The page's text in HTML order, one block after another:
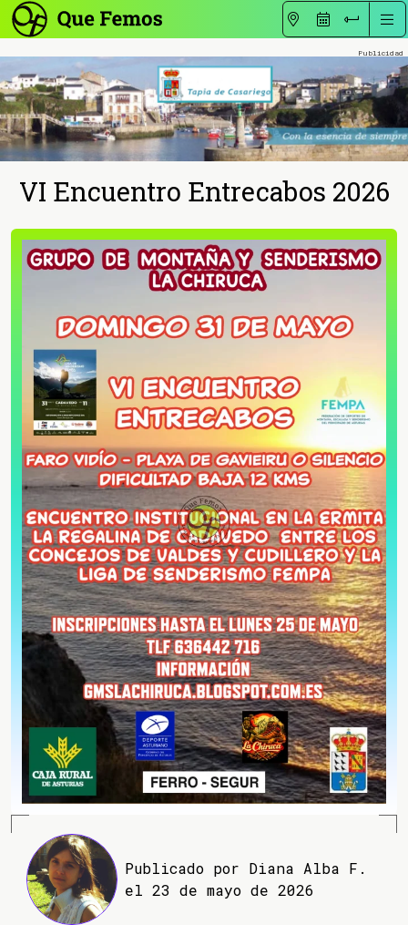
VI Encuentro Entrecabos 2026
Publicado por Diana Alba F.
el 23 de mayo de 2026